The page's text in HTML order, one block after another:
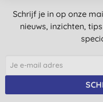
Schrijf je in op onze
nieuws, inzichten,